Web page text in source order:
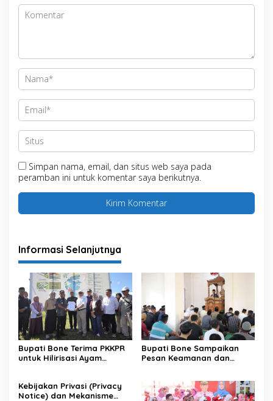
Simpan nama, email, dan situs web saya pada
peramban ini untuk komentar saya berikutnya.
Informasi Selanjutnya
Bupati Bone Terima PKKPR
untuk Hilirisasi Ayam
Bupati Bone Sampaikan
Pesan Keamanan dan
Kebijakan Privasi (Privacy
Notice) dan Mekanisme